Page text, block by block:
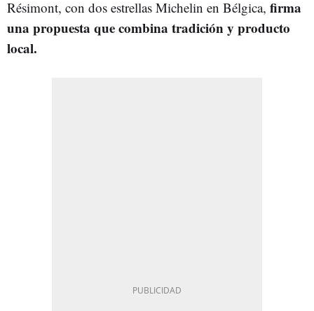
Résimont, con dos estrellas Michelin en Bélgica, firma
una propuesta que combina tradición y producto
local.